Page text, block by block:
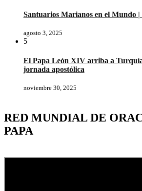
Santuarios Marianos en el Mundo
agosto 3, 2025
5
El Papa León XIV arriba a
jornada apostólica
noviembre 30, 2025
RED MUNDIAL DE
PAPA